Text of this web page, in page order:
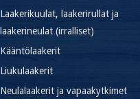
Laakerikuulat, laakerirullat ja
laakerineulat (irralliset)
Kääntölaakerit
Liukulaakerit
Neulalaakerit ja vapaakytkimet